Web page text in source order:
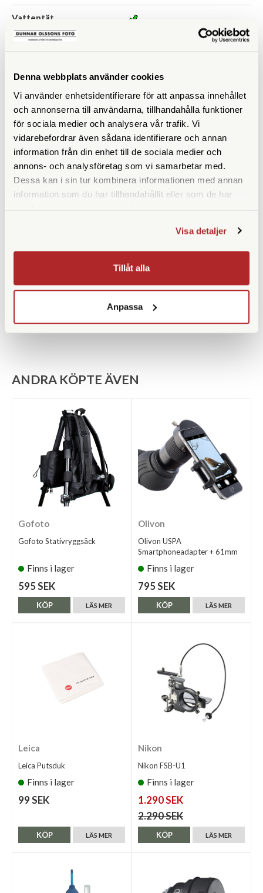
Denna webbplats använder cookies
Vi använder enhetsidentifierare för att anpassa innehållet
och annonserna till användarna, tillhandahålla funktioner
för sociala medier och analysera vår trafik. Vi
vidarebefordrar även sådana identifierare och annan
information från din enhet till de sociala medier och
annons- och analysföretag som vi samarbetar med.
Dessa kan i sin tur kombinera informationen med annan
information som du har tillhandahållit eller som de har
Visa detaljer
Tillåt alla
Anpassa
Vattentät
Vikt (g)
STATIV
Maxhöjd med mittpelare
Maxhöjd utan mittpelare
(cm)
146
Maxbelastning (kg) 4
Aluminium
ANDRA KÖPTE ÄVEN
Gofoto
Gofoto Stativryggsäck
Finns i lager
595 SEK
LÄS MER
KÖP
Olivon
Olivon USPA
Smartphoneadapter + 61mm
Finns i lager
795 SEK
LÄS MER
KÖP
Leica
Leica Putsduk
Finns i lager
99 SEK
LÄS MER
KÖP
Nikon
Nikon FSB-U1
Finns i lager
1.290 SEK
2.290 SEK
LÄS MER
KÖP